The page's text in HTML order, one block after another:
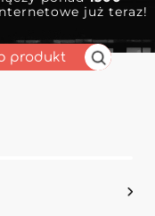
już teraz!